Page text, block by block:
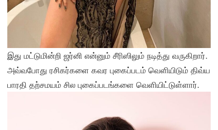
இது மட்டுமின்றி ஜர்னி என்னும் சீரிஸிலும் நடித்து வருகிறார்.
அவ்வபோது ரசிகர்களை கவர புகைப்படம் வெளியிடும் திவ்ய
பாரதி தற்சமயம் சில புகைப்படங்களை வெளியிட்டுள்ளார்.